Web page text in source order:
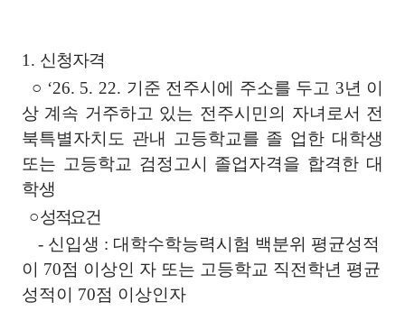
1. 신청자격
○ ‘26. 5. 22. 기준 전주시에 주소를 두고 3년 이
상 계속 거주하고 있는 전주시민의 자녀로서 전
북특별자치도 관내 고등학교를 졸 업한 대학생
또는 고등학교 검정고시 졸업자격을 합격한 대
학생
○성적요건
- 신입생 : 대학수학능력시험 백분위 평균성적
이 70점 이상인 자 또는 고등학교 직전학년 평균
성적이 70점 이상인자